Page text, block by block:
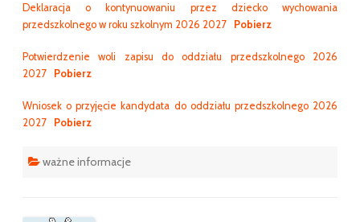
Deklaracja o kontynuowaniu przez dziecko wychowania
przedszkolnego w roku szkolnym 2026 2027
Pobierz
Potwierdzenie woli zapisu do oddziału przedszkolnego 2026
2027
Pobierz
Wniosek o przyjęcie kandydata do oddziału przedszkolnego 2026
2027
Pobierz
ważne informacje